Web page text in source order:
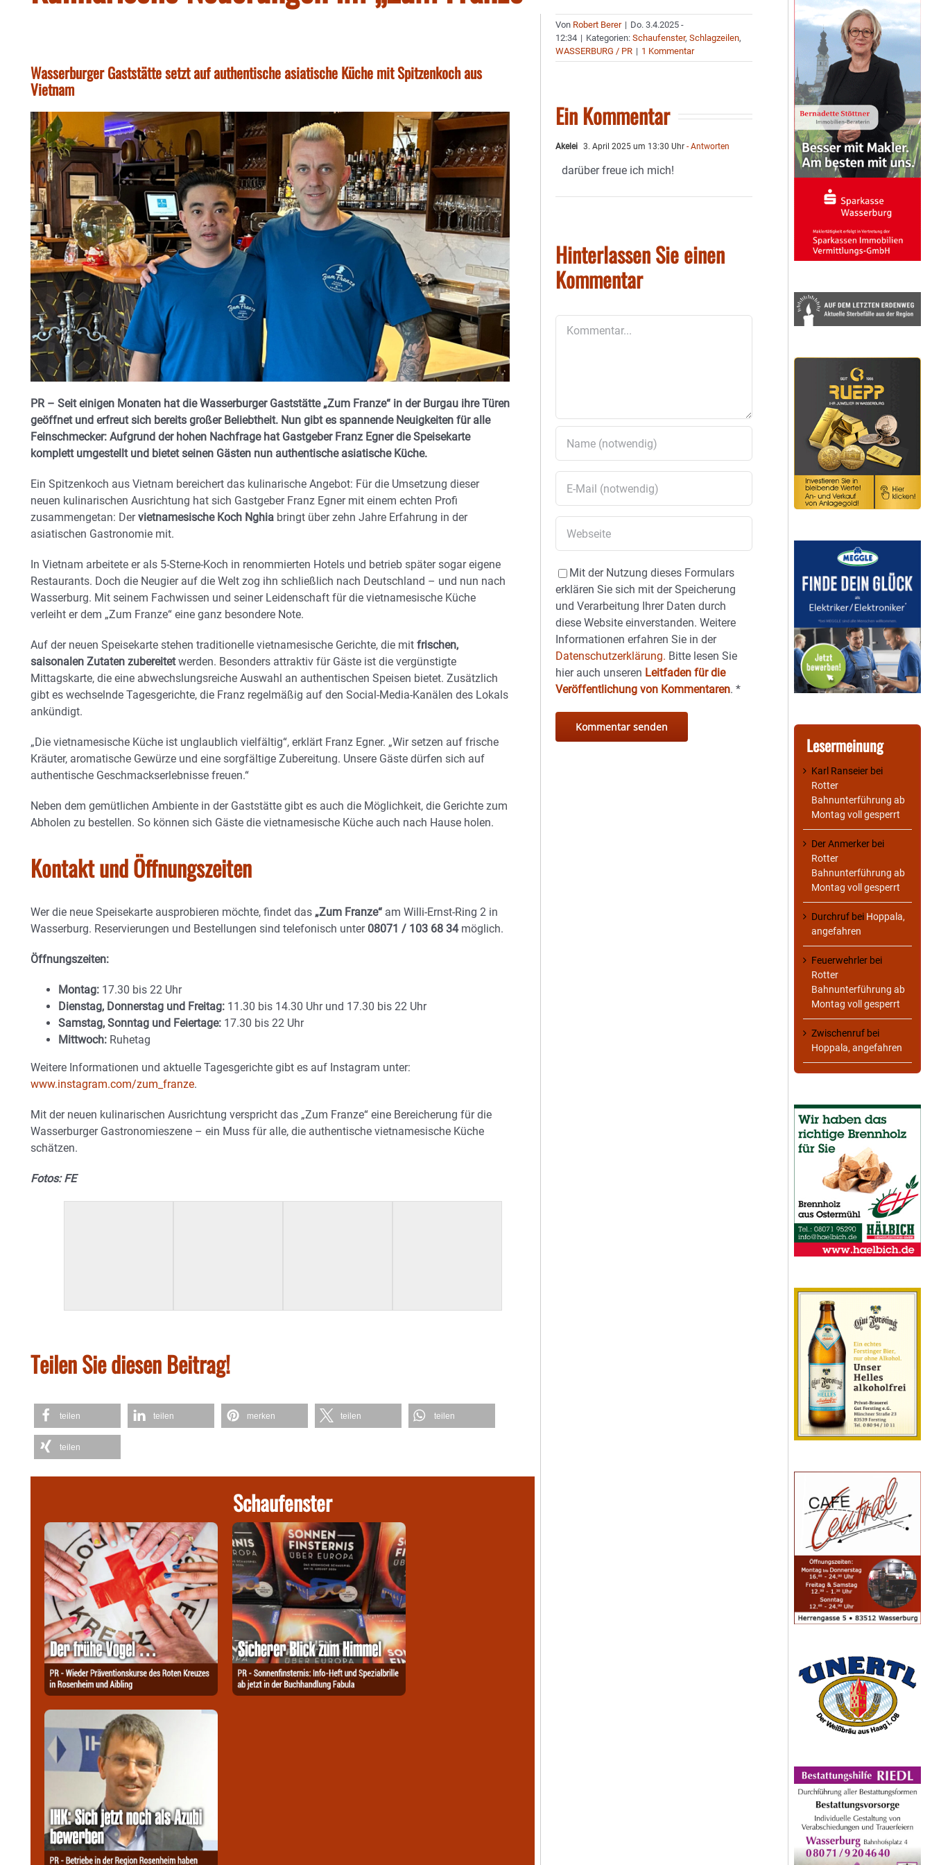
Wasserburger Gaststätte setzt auf authentische asiatische Küche mit Spitzenkoch aus
Vietnam
PR – Seit einigen Monaten hat die Wasserburger Gaststätte „Zum Franze“ in der Burgau ihre Türen
geöffnet und erfreut sich bereits großer Beliebtheit. Nun gibt es spannende Neuigkeiten für alle
Feinschmecker: Aufgrund der hohen Nachfrage hat Gastgeber Franz Egner die Speisekarte
komplett umgestellt und bietet seinen Gästen nun authentische asiatische Küche.
Ein Spitzenkoch aus Vietnam bereichert das kulinarische Angebot: Für die Umsetzung dieser
neuen kulinarischen Ausrichtung hat sich Gastgeber Franz Egner mit einem echten Profi
zusammengetan: Dervietnamesische Koch Nghia bringt über zehn Jahre Erfahrung in der
asiatischen Gastronomie mit.
In Vietnam arbeitete er als 5-Sterne-Koch in renommierten Hotels und betrieb später sogar eigene
Restaurants. Doch die Neugier auf die Welt zog ihn schließlich nach Deutschland – und nun nach
Wasserburg. Mit seinem Fachwissen und seiner Leidenschaft für die vietnamesische Küche
verleiht er dem „Zum Franze“ eine ganz besondere Note.
Auf der neuen Speisekarte stehen traditionelle vietnamesische Gerichte, die mit frischen,
saisonalen Zutaten zubereitetwerden. Besonders attraktiv für Gäste ist die vergünstigte
Mittagskarte, die eine abwechslungsreiche Auswahl an authentischen Speisen bietet. Zusätzlich
gibt es wechselnde Tagesgerichte, die Franz regelmäßig auf den Social-Media-Kanälen des Lokals
ankündigt.
„Die vietnamesische Küche ist unglaublich vielfältig“, erklärt Franz Egner. „Wir setzen auf frische
Kräuter, aromatische Gewürze und eine sorgfältige Zubereitung. Unsere Gäste dürfen sich auf
authentische Geschmackserlebnisse freuen.“
Neben dem gemütlichen Ambiente in der Gaststätte gibt es auch die Möglichkeit, die Gerichte zum
Abholen zu bestellen. So können sich Gäste die vietnamesische Küche auch nach Hause holen.
Kontakt und Öffnungszeiten
Wer die neue Speisekarte ausprobieren möchte, findet das „Zum Franze“ am Willi-Ernst-Ring 2 in
Wasserburg. Reservierungen und Bestellungen sind telefonisch unter 08071 / 103 68 34möglich.
Öffnungszeiten:
Montag: 17.30 bis 22 Uhr
Dienstag, Donnerstag und Freitag: 11.30 bis 14.30 Uhr und 17.30 bis 22 Uhr
Samstag, Sonntag und Feiertage: 17.30 bis 22 Uhr
Mittwoch: Ruhetag
Weitere Informationen und aktuelle Tagesgerichte gibt es auf Instagram unter:
www.instagram.com/zum_franze.
Mit der neuen kulinarischen Ausrichtung verspricht das „Zum Franze“ eine Bereicherung für die
Wasserburger Gastronomieszene – ein Muss für alle, die authentische vietnamesische Küche
schätzen.
Fotos: FE
Teilen Sie diesen Beitrag!
teilen teilen merken teilen teilen
teilen
Schaufenster
Von Robert Berer | Do. 3.4.2025 -
12:34 | Kategorien:Schaufenster,Schlagzeilen,
WASSERBURG / PR | 1 Kommentar
Ein Kommentar
Akelei 3. April 2025 um 13:30 Uhr - Antworten
darüber freue ich mich!
Hinterlassen Sie einen
Kommentar
Mit der Nutzung dieses Formulars
erklären Sie sich mit der Speicherung
und Verarbeitung Ihrer Daten durch
diese Website einverstanden. Weitere
Informationen erfahren Sie in der
Datenschutzerklärung. Bitte lesen Sie
hier auch unseren Leitfaden für die
Veröffentlichung von Kommentaren.*
Lesermeinung
Karl Ranseier bei
Rotter
Bahnunterführung ab
Montag voll gesperrt
Der Anmerker bei
Rotter
Bahnunterführung ab
Montag voll gesperrt
Durchruf bei Hoppala,
angefahren
Feuerwehrler bei
Rotter
Bahnunterführung ab
Montag voll gesperrt
Zwischenruf bei
Hoppala, angefahren